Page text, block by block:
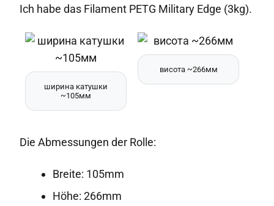
Ich habe das Filament PETG Military Edge (3kg).
ширина катушки
~105мм
висота ~266мм
Die Abmessungen der Rolle:
Breite: 105mm
Höhe: 266mm